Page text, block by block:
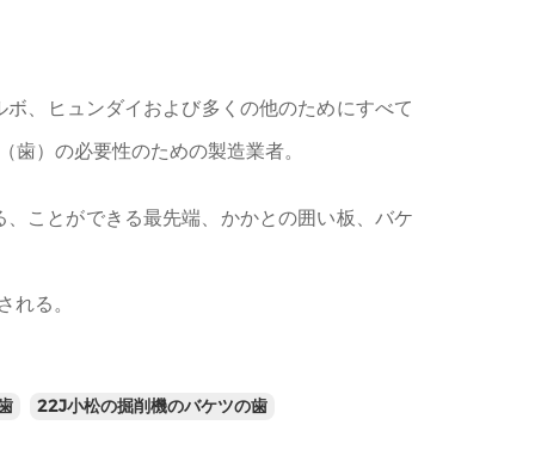
、ヒュンダイおよび多くの他のためにすべて
歯）の必要性のための製造業者。
ことができる最先端、かかとの囲い板、バケ
れる。
22J小松の掘削機のバケツの歯